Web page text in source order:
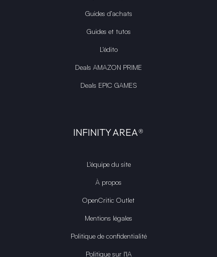
Guides d’achats
Guides et tutos
L'édito
Deals AMAZON PRIME
Deals EPIC GAMES
INFINITY AREA®
L'équipe du site
À propos
OpenCritic Outlet
Mentions légales
Politique de confidentialité
Politique sur l'IA